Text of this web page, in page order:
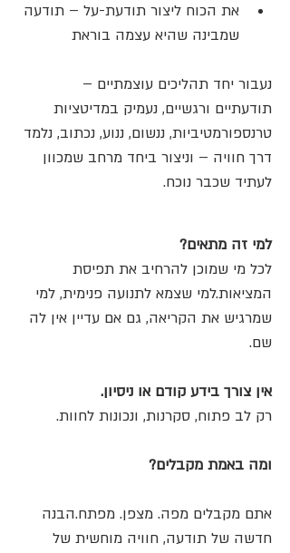
את הכוח ליצור תודעת-על – תודעה
שמבינה שהיא עצמה בוראת
נעבור יחד תהליכים עוצמתיים –
תודעתיים ורגשיים, נעמיק במדיטציות
טרנספורמטיביות, ננשום, ננוע, נכתוב, נלמד
דרך חוויה – וניצור ביחד מרחב שמכוון
לעתיד שכבר נוכח.
למי זה מתאים?
לכל מי שמוכן להרחיב את תפיסת
המציאות.למי שצמא לתנועה פנימית, למי
שמרגיש את הקריאה, גם אם עדיין אין לה
שם.
אין צורך בידע קודם או ניסיון.
רק לב פתוח, סקרנות, ונכונות לחוות.
ומה באמת מקבלים?
אתם מקבלים מפה. מצפן. מפתח.הבנה
חדשה של תודעה, חוויה מוחשית של